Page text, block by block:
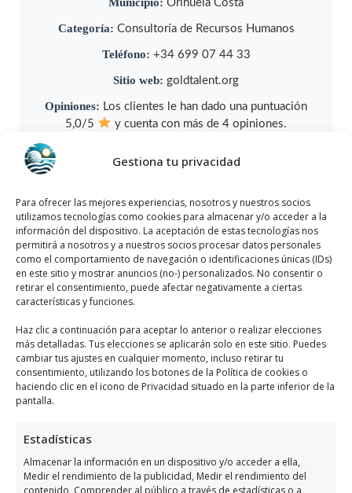
Gestiona tu privacidad
Para ofrecer las mejores experiencias, nosotros y nuestros socios
utilizamos tecnologías como cookies para almacenar y/o acceder a la
información del dispositivo. La aceptación de estas tecnologías nos
permitirá a nosotros y a nuestros socios procesar datos personales
como el comportamiento de navegación o identificaciones únicas (IDs)
en este sitio y mostrar anuncios (no-) personalizados. No consentir o
retirar el consentimiento, puede afectar negativamente a ciertas
características y funciones.
Haz clic a continuación para aceptar lo anterior o realizar elecciones
más detalladas. Tus elecciones se aplicarán solo en este sitio. Puedes
cambiar tus ajustes en cualquier momento, incluso retirar tu
consentimiento, utilizando los botones de la Política de cookies o
haciendo clic en el icono de Privacidad situado en la parte inferior de la
pantalla.
Estadísticas
Almacenar la información en un dispositivo y/o acceder a ella,
Medir el rendimiento de la publicidad, Medir el rendimiento del
contenido, Comprender al público a través de estadísticas o a
Orihuela Costa
Categoría: Consultoría de Recursos Humanos
Teléfono: +34 699 07 44 33
Sitio web: goldtalent.org
Opiniones: Los clientes le han dado una puntuación
5,0/5
y cuenta con más de 4 opiniones.
Llamar Ahora
Como llegar a Gold Talent
Gold Talentse encuentra ubicado en
Orihuela Costa, utiliza el siguientemapa
para llegar fácilmente: